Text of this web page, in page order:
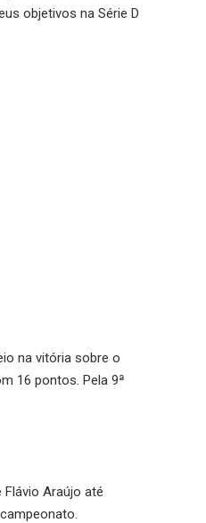
objetivos na Série D
na vitória sobre o
16 pontos. Pela 9ª
Araújo até